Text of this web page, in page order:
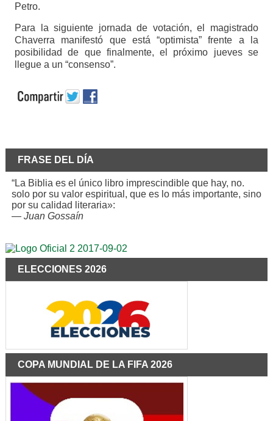
Petro.
Para la siguiente jornada de votación, el magistrado
Chaverra manifestó que está “optimista” frente a la
posibilidad de que finalmente, el próximo jueves se
llegue a un “consenso”.
FRASE DEL DÍA
“La Biblia es el único libro imprescindible que hay, no.
solo por su valor espiritual, que es lo más importante, sino
por su calidad literaria»:
— Juan Gossaín
ELECCIONES 2026
COPA MUNDIAL DE LA FIFA 2026